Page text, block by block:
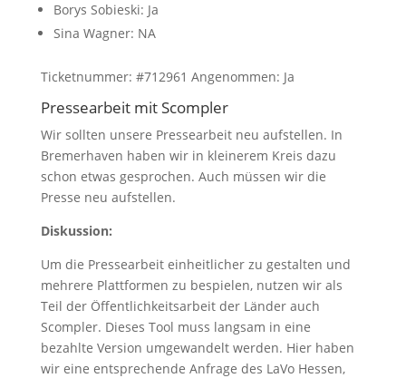
Borys Sobieski: Ja
Sina Wagner: NA
Ticketnummer: #712961 Angenommen: Ja
Pressearbeit mit Scompler
Wir sollten unsere Pressearbeit neu aufstellen. In
Bremerhaven haben wir in kleinerem Kreis dazu
schon etwas gesprochen. Auch müssen wir die
Presse neu aufstellen.
Diskussion:
Um die Pressearbeit einheitlicher zu gestalten und
mehrere Plattformen zu bespielen, nutzen wir als
Teil der Öffentlichkeitsarbeit der Länder auch
Scompler. Dieses Tool muss langsam in eine
bezahlte Version umgewandelt werden. Hier haben
wir eine entsprechende Anfrage des LaVo Hessen,